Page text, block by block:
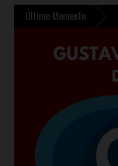
Último Momento
plantar 6.6 millones de árboles